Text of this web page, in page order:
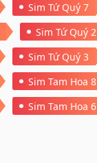
Sim Tứ Quý 7
Sim Tứ Quý 2
Sim Tứ Quý 3
Sim Tam Hoa 8
Sim Tam Hoa 6